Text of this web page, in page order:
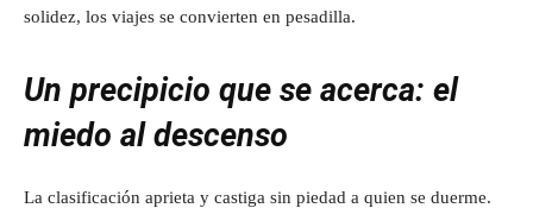
solidez, los viajes se convierten en pesadilla.
Un precipicio que se acerca: el
miedo al descenso
La clasificación aprieta y castiga sin piedad a quien se duerme.